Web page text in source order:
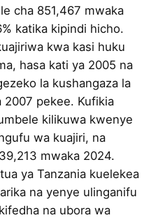
cha 851,467 mwaka
katika kipindi hicho.
kwa kasi huku
hasa kati ya 2005 na
la kushangaza la
2007 pekee. Kufikia
kilikuwa kwenye
wa kuajiri, na
mwaka 2024.
ya Tanzania kuelekea
na yenye ulinganifu
na ubora wa